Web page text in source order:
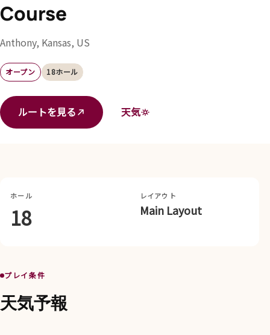
Course
Anthony, Kansas, US
オープン 18ホール
ルートを見る 天気
ホール
18
レイアウト
Main Layout
プレイ条件
天気予報